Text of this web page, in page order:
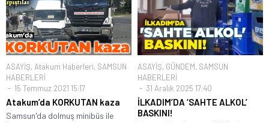
ASAYİŞ, Atakum Haberleri, SAMSUN
HABERLERİ
15 Temmuz 2021 15:17
Atakum’da KORKUTAN kaza
Samsun'da dolmuş minibüs ile
ASAYİŞ, GÜNDEM, SAMSUN
HABERLERİ
31 Aralık 2025 17:40
İLKADIM’DA ‘SAHTE ALKOL’
BASKINI!